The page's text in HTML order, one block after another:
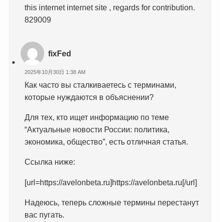
this internet internet site , regards for contribution.
829009
fixFed
2025年10月30日 1:38 AM
Как часто вы сталкиваетесь с терминами,
которые нуждаются в объяснении?
Для тех, кто ищет информацию по теме
“Актуальные новости России: политика,
экономика, общество”, есть отличная статья.
Ссылка ниже:
[url=https://avelonbeta.ru]https://avelonbeta.ru[/url]
Надеюсь, теперь сложные термины перестанут
вас пугать.